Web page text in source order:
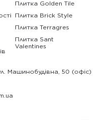
Плитка Golden Tile
Плитка Brick Style
Плитка Terragres
Плитка Sant
Valentines
Машинобудівна, 50 (офіс)